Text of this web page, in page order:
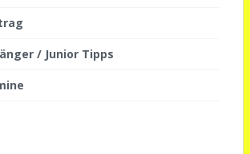
/ Junior Tipps